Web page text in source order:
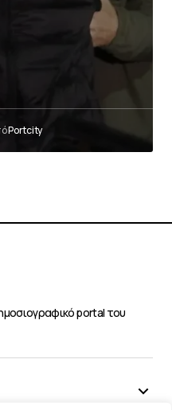
Portcity
portal του